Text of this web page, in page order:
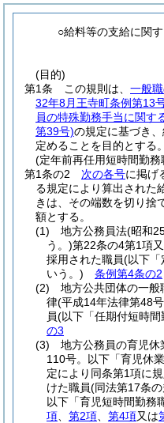
○給料等の支給に関す
(目的)
第1条
この規則は、 一般
32年8月王寺町条例第13
員の特殊勤務手当に関す
第39号)の規定に基づき
定めることを目的とする。
(定年前再任用短時間勤
第1条の2
次の各号に掲げ
る規定により算出された
きは、その端数を切り捨
額とする。
(1)
地方公務員法(昭和
う。)第22条の4第1項
採用された職員(以下「
いう。)
条例第4条の2
(2)
地方公共団体の一
律(平成14年法律第48
員(以下「任期付短時
の3
(3)
地方公務員の育児休
110号。以下「育児休
定により同条第1項に
けた職員(同法第17条の
以下「育児短時間勤務
項
第2項 第4項又は